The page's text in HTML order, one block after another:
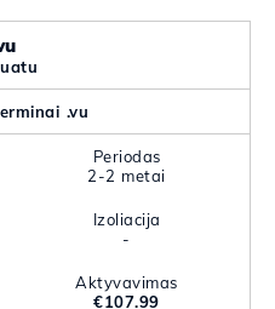
.vu
Periodas
2-2 metai
Izoliacija
-
Aktyvavimas
€107.99